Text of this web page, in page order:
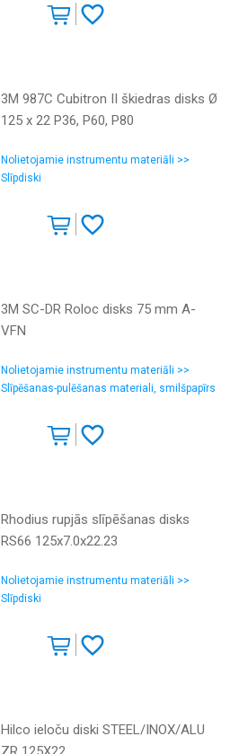
3M 987C Cubitron II škiedras disks Ø
125 x 22 P36, P60, P80
Nolietojamie instrumentu materiāli >>
Slīpdiski
3M SC-DR Roloc disks 75 mm A-
VFN
Nolietojamie instrumentu materiāli >>
Slīpēšanas-pulēšanas materiali, smilšpapīrs
Rhodius rupjās slīpēšanas disks
RS66 125x7.0x22.23
Nolietojamie instrumentu materiāli >>
Slīpdiski
Hilco ieloču diski STEEL/INOX/ALU